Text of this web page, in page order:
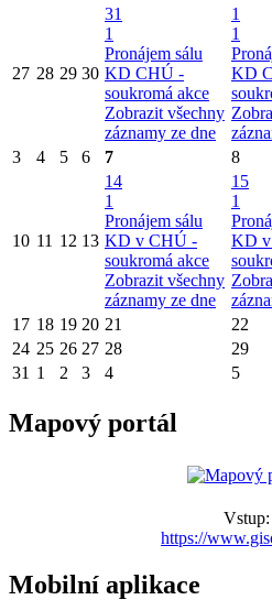
27 28 29 30
31
1
Pronájem sálu
KD CHÚ -
soukromá akce
Zobrazit všechny
záznamy ze dne
1
1
KD
3
4 5 6 7 8
10 11 12 13
14
1
Pronájem sálu
KD v CHÚ -
soukromá akce
Zobrazit všechny
záznamy ze dne
15
1
KD
17 18 19 20 21 22
24 25 26 27 28 29
31 1 2 3 4 5
Mapový portál
Vstup:
https://
Mobilní aplikace